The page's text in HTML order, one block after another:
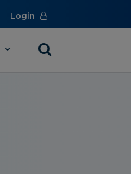
Login